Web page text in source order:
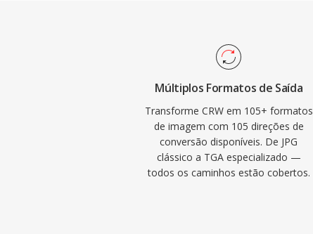
Múltiplos Formatos de Saída
Transforme CRW em 105+ formatos
de imagem com 105 direções de
conversão disponíveis. De JPG
clássico a TGA especializado —
todos os caminhos estão cobertos.